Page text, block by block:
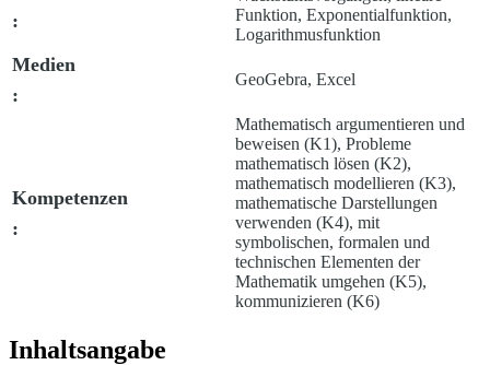
:
Funktion, Exponentialfunktion,
Logarithmusfunktion
Medien
:
GeoGebra, Excel
Kompetenzen
:
Mathematisch argumentieren und
beweisen (K1), Probleme
mathematisch lösen (K2),
mathematisch modellieren (K3),
mathematische Darstellungen
verwenden (K4), mit
symbolischen, formalen und
technischen Elementen der
Mathematik umgehen (K5),
kommunizieren (K6)
Inhaltsangabe